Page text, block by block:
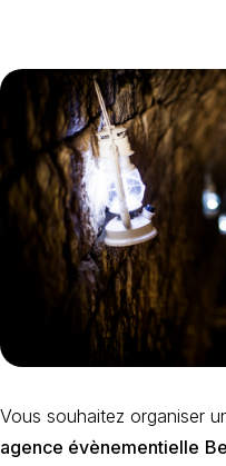
Vous souhaitez organiser
agence évènementielle